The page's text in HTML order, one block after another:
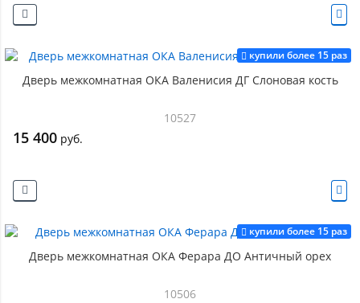
купили более 15 раз
Дверь межкомнатная ОКА Валенисия ДГ Слоновая кость
10527
15 400 руб.
купили более 15 раз
Дверь межкомнатная ОКА Ферара ДО Античный орех
10506